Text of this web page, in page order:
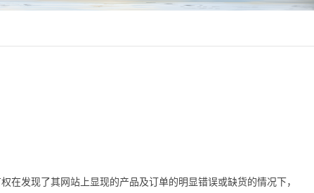
发现了其网站上显现的产品及订单的明显错误或缺货的情况下，